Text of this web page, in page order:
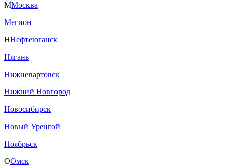
ММосква
Мегион
ННефтеюганск
Нягань
Нижневартовск
Нижний Новгород
Новосибирск
Новый Уренгой
Ноябрьск
ООмск